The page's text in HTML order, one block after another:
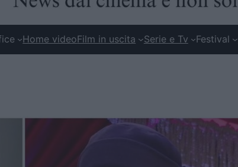
Home videoFilm in uscita Serie e Tv Festival